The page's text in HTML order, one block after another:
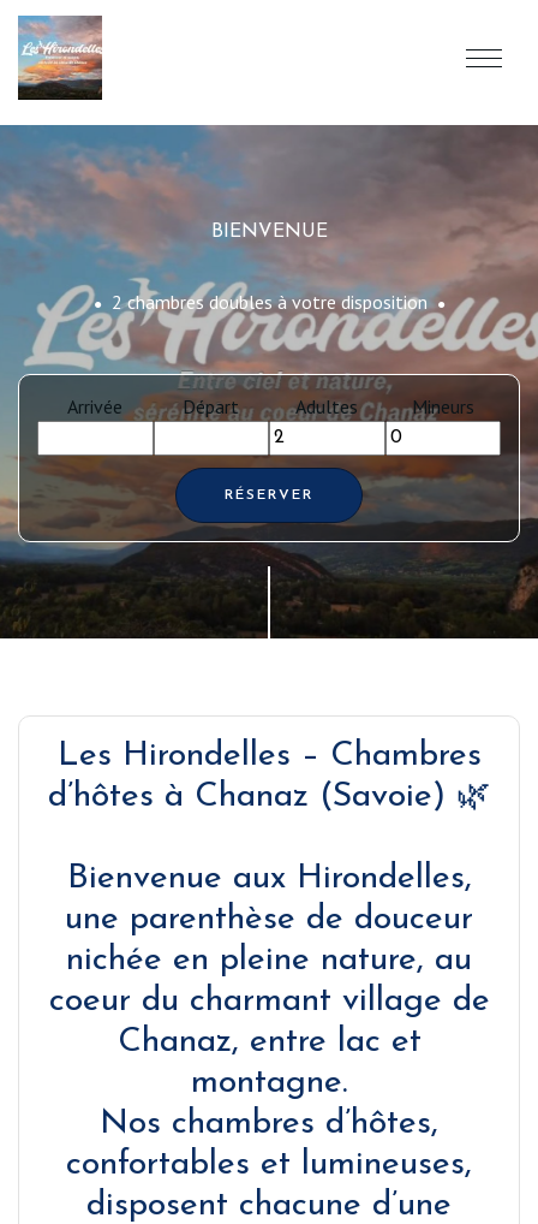
BIENVENUE
● 2 chambres doubles à votre disposition ●
Arrivée Départ Adultes Mineurs
RÉSERVER
Les Hirondelles – Chambres
d’hôtes à Chanaz (Savoie) 🌿
Bienvenue aux Hirondelles,
une parenthèse de douceur
nichée en pleine nature, au
coeur du charmant village de
Chanaz, entre lac et
montagne.
Nos chambres d’hôtes,
confortables et lumineuses,
disposent chacune d’une